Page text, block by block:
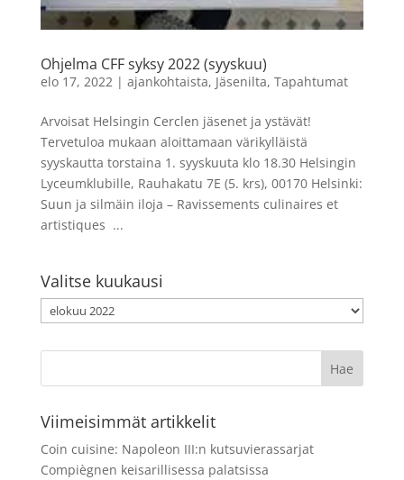
Ohjelma CFF syksy 2022 (syyskuu)
elo 17, 2022| ajankohtaista, Jäsenilta, Tapahtumat
Arvoisat Helsingin Cerclen jäsenet ja ystävät!
Tervetuloa mukaan aloittamaan värikylläistä
syyskautta torstaina 1. syyskuuta klo 18.30 Helsingin
Lyceumklubille, Rauhakatu 7E (5. krs), 00170 Helsinki:
Suun ja silmäin iloja – Ravissements culinaires et
artistiques ...
Valitse kuukausi
Valitse
kuukausi
Viimeisimmät artikkelit
Coin cuisine: Napoleon III:n kutsuvierassarjat
Compiègnen keisarillisessa palatsissa